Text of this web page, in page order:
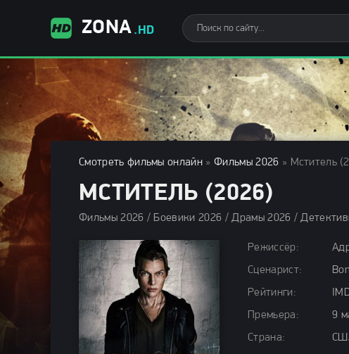
ZONA .HD
Смотреть фильмы онлайн » Фильмы 2026 » Мститель
МСТИТЕЛЬ (2026)
Режиссёр:
Сценарист:
Рейтинги:
Премьера:
9
Страна: